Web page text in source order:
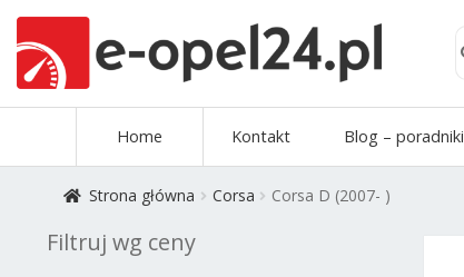
Home Kontakt Blog – poradniki
Strona główna Corsa Corsa D (2007- )
Filtruj wg ceny